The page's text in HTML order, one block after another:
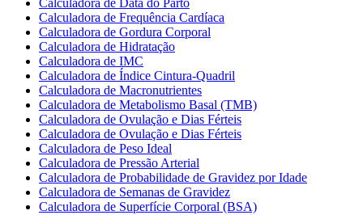
Calculadora de Data do Parto
Calculadora de Frequência Cardíaca
Calculadora de Gordura Corporal
Calculadora de Hidratação
Calculadora de IMC
Calculadora de Índice Cintura-Quadril
Calculadora de Macronutrientes
Calculadora de Metabolismo Basal (TMB)
Calculadora de Ovulação e Dias Férteis
Calculadora de Ovulação e Dias Férteis
Calculadora de Peso Ideal
Calculadora de Pressão Arterial
Calculadora de Probabilidade de Gravidez por Idade
Calculadora de Semanas de Gravidez
Calculadora de Superfície Corporal (BSA)